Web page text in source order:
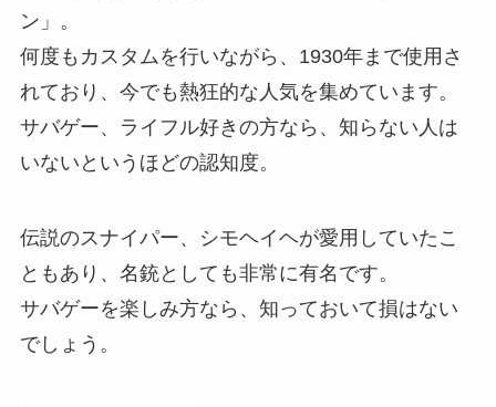
ン」。
何度もカスタムを行いながら、1930年まで使用さ
れており、今でも熱狂的な人気を集めています。
サバゲー、ライフル好きの方なら、知らない人は
いないというほどの認知度。
伝説のスナイパー、シモヘイヘが愛用していたこ
ともあり、名銃としても非常に有名です。
サバゲーを楽しみ方なら、知っておいて損はない
でしょう。